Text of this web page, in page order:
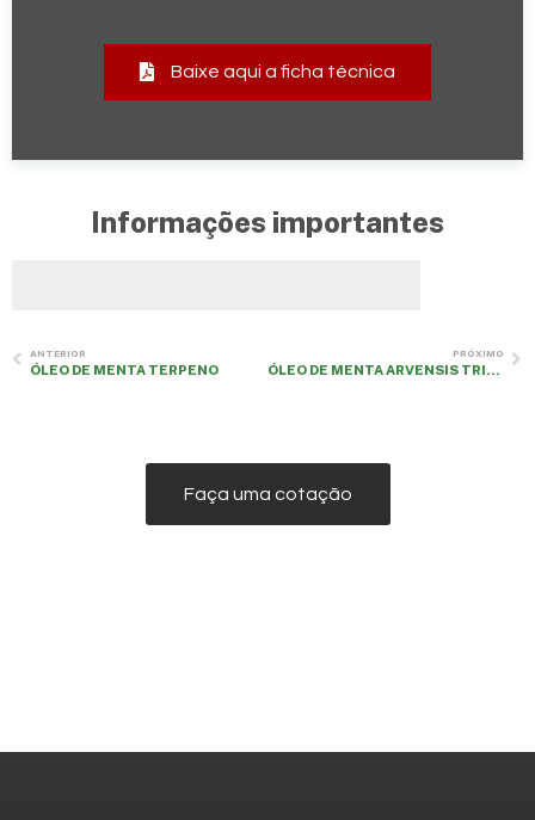
Baixe aqui a ficha técnica
Informações importantes
ANTERIOR
ÓLEO DE MENTA TERPENO
PRÓXIMO
ÓLEO DE MENTA ARVENSIS TRI-RETIFICADO
Faça uma cotação